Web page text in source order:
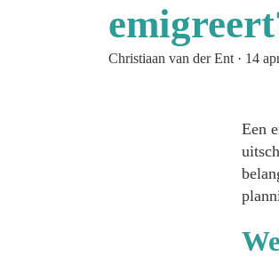
Christiaan van der Ent · 14
Een